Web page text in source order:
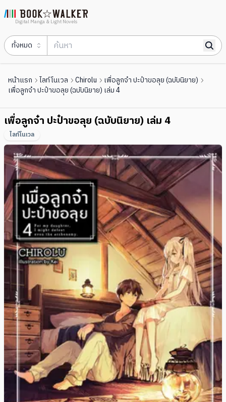
Digital Manga & Light Novels
ทั้งหมด
หน้าแรก ไลท์โนเวล Chirolu
เพื่อลูกจ๋า ปะป๋าขอลุย (ฉบับนิยาย)
เพื่อลูกจ๋า ปะป๋าขอลุย (ฉบับนิยาย) เล่ม 4
เพื่อลูกจ๋า ปะป๋าขอลุย (ฉบับนิยาย) เล่ม 4
ไลท์โนเวล